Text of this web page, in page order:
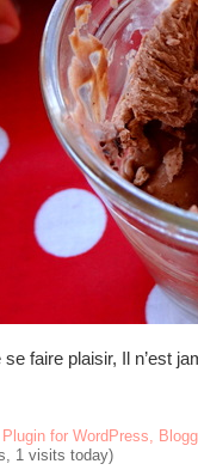
faire plaisir, Il n’est
1 visits today)